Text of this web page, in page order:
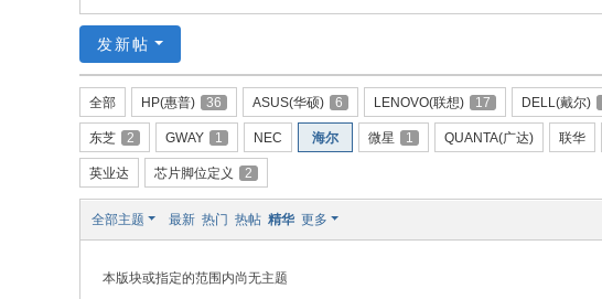
清
晨
电
脑
维
修
发新帖
全部 HP(惠普) 36 ASUS(华硕) 6 LENOVO(联想) 17 DELL(戴尔)
东芝 2 GWAY 1 NEC 海尔 微星 1 QUANTA(广达) 联华
英业达 芯片脚位定义 2
全部主题 最新 热门 热帖 精华 更多
本版块或指定的范围内尚无主题